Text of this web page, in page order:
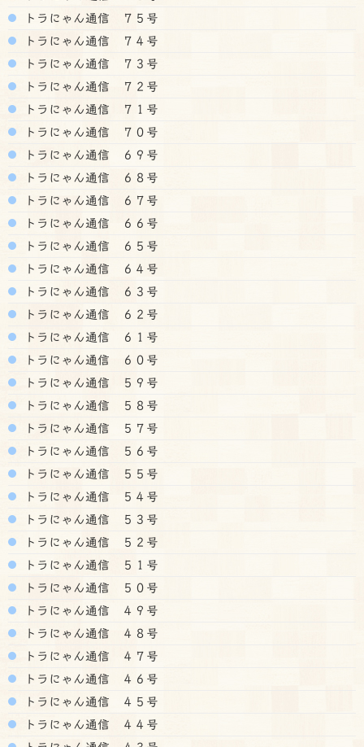
トラにゃん通信 ７５号
トラにゃん通信 ７４号
トラにゃん通信 ７３号
トラにゃん通信 ７２号
トラにゃん通信 ７１号
トラにゃん通信 ７０号
トラにゃん通信 ６９号
トラにゃん通信 ６８号
トラにゃん通信 ６７号
トラにゃん通信 ６６号
トラにゃん通信 ６５号
トラにゃん通信 ６４号
トラにゃん通信 ６３号
トラにゃん通信 ６２号
トラにゃん通信 ６１号
トラにゃん通信 ６０号
トラにゃん通信 ５９号
トラにゃん通信 ５８号
トラにゃん通信 ５７号
トラにゃん通信 ５６号
トラにゃん通信 ５５号
トラにゃん通信 ５４号
トラにゃん通信 ５３号
トラにゃん通信 ５２号
トラにゃん通信 ５１号
トラにゃん通信 ５０号
トラにゃん通信 ４９号
トラにゃん通信 ４８号
トラにゃん通信 ４７号
トラにゃん通信 ４６号
トラにゃん通信 ４５号
トラにゃん通信 ４４号